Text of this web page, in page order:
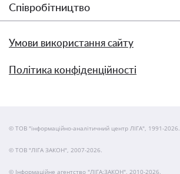
Співробітництво
Умови використання сайту
Політика конфіденційності
© ТОВ "інформаційно-аналітичний центр ЛІГА", 1991-2026.
© ТОВ "ЛІГА ЗАКОН", 2007-2026.
© Інформаційне агентство "ЛІГА:ЗАКОН", 2010-2026.